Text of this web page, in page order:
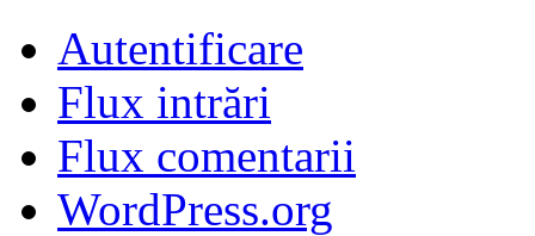
Autentificare
Flux intrări
Flux comentarii
WordPress.org